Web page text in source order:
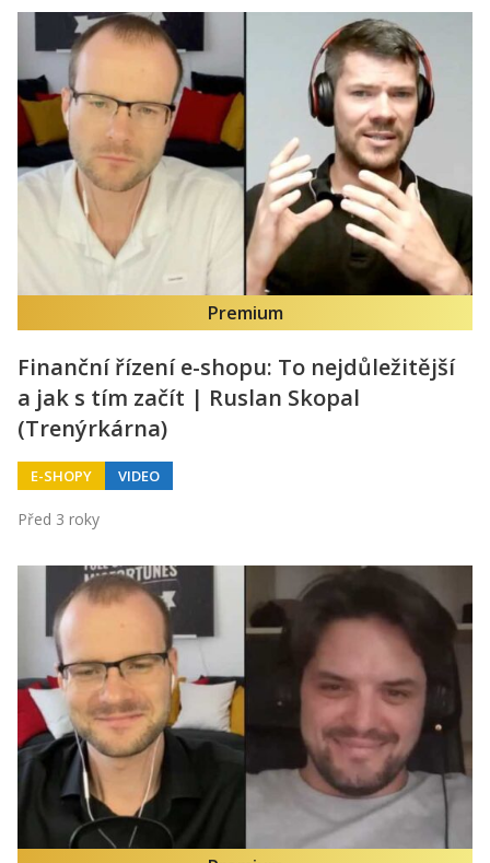
Premium
Finanční řízení e-shopu: To nejdůležitější
a jak s tím začít | Ruslan Skopal
(Trenýrkárna)
E-SHOPY VIDEO
Před 3 roky